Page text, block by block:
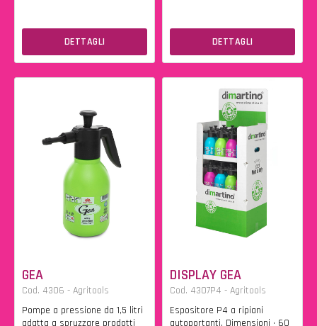
DETTAGLI DETTAGLI
GEA
Cod. 4306 - Agritools
Pompe a pressione da 1,5 litri
adatta a spruzzare prodotti
DISPLAY GEA
Cod. 4307P4 - Agritools
Espositore P4 a ripiani
autoportanti. Dimensioni • 60